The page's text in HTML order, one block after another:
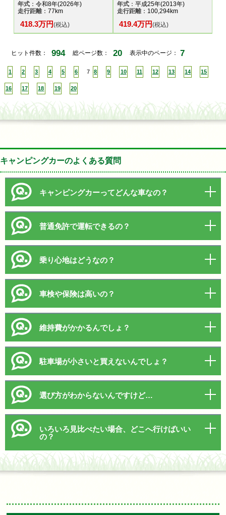
年式 ：令和8年(2026年)
走行距離：77km
418.3万円(税込)
年式：平成25年(2013年)
走行距離：100,294km
419.4万円(税込)
ヒット件数： 994 総ページ数： 20 表示中のページ： 7
1 2 3 4 5 6 7 8 9 10 11 12 13 14 15
16 17 18 19 20
キャンピングカーのよくある質問
キャンピングカーってどんな車なの？
普通免許で運転できるの？
乗り心地はどうなの？
車検や保険は高いの？
維持費がかかるんでしょ？
駐車場が小さいと買えないんでしょ？
選び方がわからないんですけど…
いろいろ見比べたい場合、どこへ行けばいい
の？